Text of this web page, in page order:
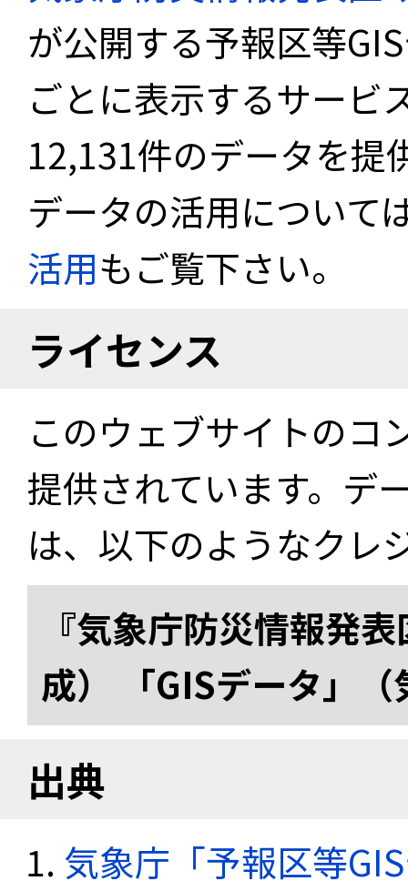
が公開する予報区等
ごとに表示するサービ
12,131件のデータを提
データの活用について
活用もご覧下さい。
ライセンス
このウェブサイトのコ
提供されています。デ
は、以下のようなクレ
『気象庁防災情報発
成） 「GISデータ」
出典
気象庁「予報区等